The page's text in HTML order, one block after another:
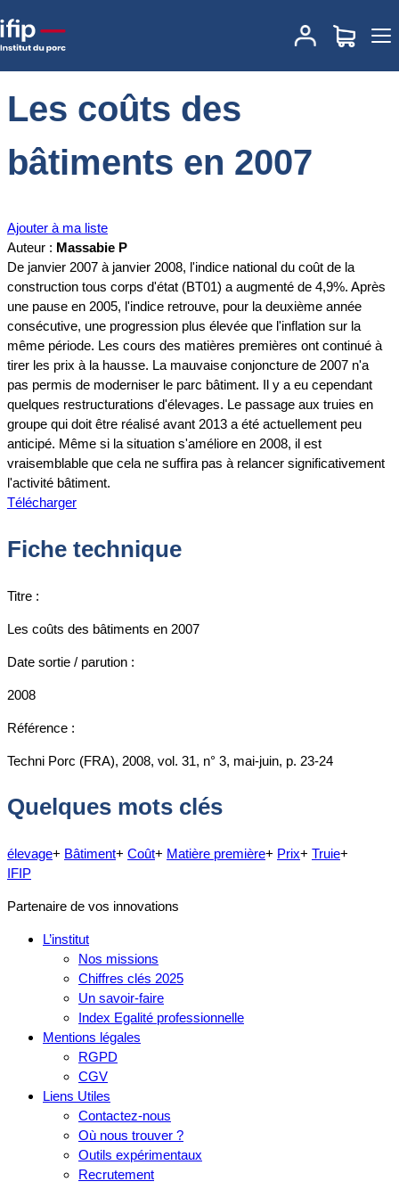
Accueil Les coûts des bâtiments en 2007
Les coûts des
bâtiments en 2007
Ajouter à ma liste
Auteur : Massabie P
De janvier 2007 à janvier 2008, l'indice national du coût de la
construction tous corps d'état (BT01) a augmenté de 4,9%. Après
une pause en 2005, l'indice retrouve, pour la deuxième année
consécutive, une progression plus élevée que l'inflation sur la
même période. Les cours des matières premières ont continué à
tirer les prix à la hausse. La mauvaise conjoncture de 2007 n'a
pas permis de moderniser le parc bâtiment. Il y a eu cependant
quelques restructurations d'élevages. Le passage aux truies en
groupe qui doit être réalisé avant 2013 a été actuellement peu
anticipé. Même si la situation s'améliore en 2008, il est
vraisemblable que cela ne suffira pas à relancer significativement
l'activité bâtiment.
Télécharger
Fiche technique
Titre :
Les coûts des bâtiments en 2007
Date sortie / parution :
2008
Référence :
Techni Porc (FRA), 2008, vol. 31, n° 3, mai-juin, p. 23-24
Quelques mots clés
élevage+ Bâtiment+ Coût+ Matière première+ Prix+ Truie+
IFIP
Partenaire de vos innovations
L’institut
Nos missions
Chiffres clés 2025
Un savoir-faire
Index Egalité professionnelle
Mentions légales
RGPD
CGV
Liens Utiles
Contactez-nous
Où nous trouver ?
Outils expérimentaux
Recrutement